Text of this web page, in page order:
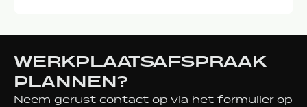
WERKPLAATSAFSPRAAK
PLANNEN?
Neem gerust contact op via het formulier op